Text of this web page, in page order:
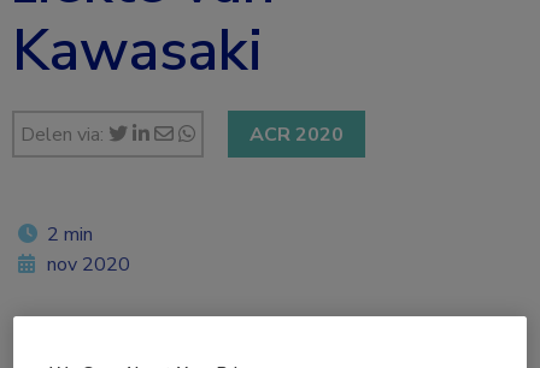
Kawasaki
Delen via: ACR 2020
2 min
nov 2020